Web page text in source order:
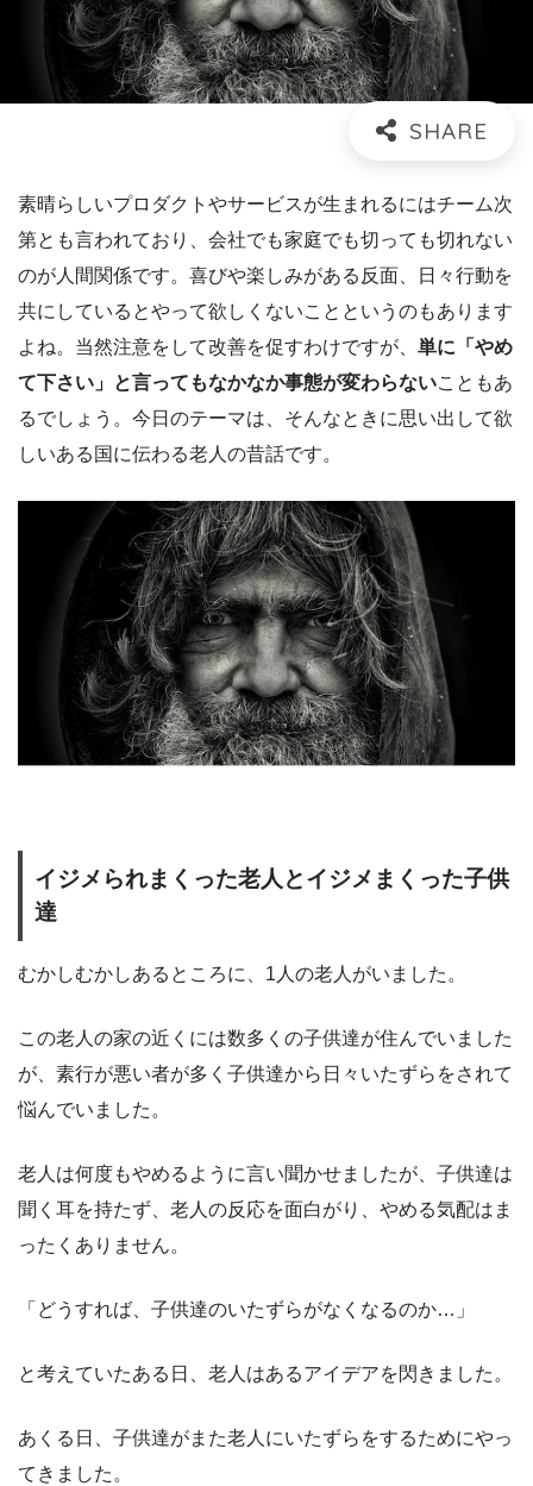
素晴らしいプロダクトやサービスが生まれるにはチーム次
第とも言われており、会社でも家庭でも切っても切れない
のが人間関係です。喜びや楽しみがある反面、日々行動を
共にしているとやって欲しくないことというのもあります
よね。当然注意をして改善を促すわけですが、 単に「やめ
て下さい」と言ってもなかなか事態が変わらないこともあ
るでしょう。今日のテーマは、そんなときに思い出して欲
しいある国に伝わる老人の昔話です。
イジメられまくった老人とイジメまくった子供
達
むかしむかしあるところに、1人の老人がいました。
この老人の家の近くには数多くの子供達が住んでいました
が、素行が悪い者が多く子供達から日々いたずらをされて
悩んでいました。
老人は何度もやめるように言い聞かせましたが、子供達は
聞く耳を持たず、老人の反応を面白がり、やめる気配はま
ったくありません。
「どうすれば、子供達のいたずらがなくなるのか…」
と考えていたある日、老人はあるアイデアを閃きました。
あくる日、子供達がまた老人にいたずらをするためにやっ
てきました。